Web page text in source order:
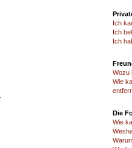
Ich
Ich
Ich
Wozu
Wie
Die
Wie